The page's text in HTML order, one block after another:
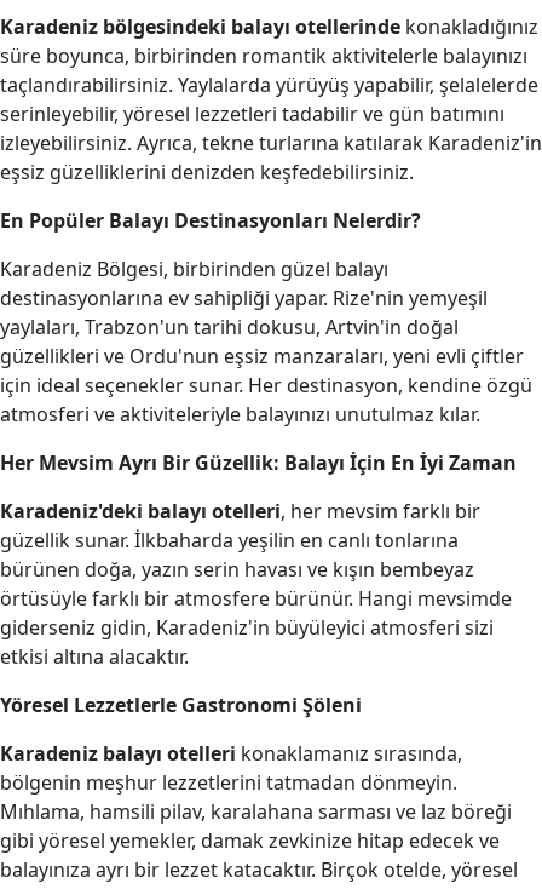
Karadeniz bölgesindeki balayı otellerinde konakladığınız
süre boyunca, birbirinden romantik aktivitelerle balayınızı
taçlandırabilirsiniz. Yaylalarda yürüyüş yapabilir, şelalelerde
serinleyebilir, yöresel lezzetleri tadabilir ve gün batımını
izleyebilirsiniz. Ayrıca, tekne turlarına katılarak Karadeniz'in
eşsiz güzelliklerini denizden keşfedebilirsiniz.
En Popüler Balayı Destinasyonları Nelerdir?
Karadeniz Bölgesi, birbirinden güzel balayı
destinasyonlarına ev sahipliği yapar. Rize'nin yemyeşil
yaylaları, Trabzon'un tarihi dokusu, Artvin'in doğal
güzellikleri ve Ordu'nun eşsiz manzaraları, yeni evli çiftler
için ideal seçenekler sunar. Her destinasyon, kendine özgü
atmosferi ve aktiviteleriyle balayınızı unutulmaz kılar.
Her Mevsim Ayrı Bir Güzellik: Balayı İçin En İyi Zaman
Karadeniz'deki balayı otelleri, her mevsim farklı bir
güzellik sunar. İlkbaharda yeşilin en canlı tonlarına
bürünen doğa, yazın serin havası ve kışın bembeyaz
örtüsüyle farklı bir atmosfere bürünür. Hangi mevsimde
giderseniz gidin, Karadeniz'in büyüleyici atmosferi sizi
etkisi altına alacaktır.
Yöresel Lezzetlerle Gastronomi Şöleni
Karadeniz balayı otelleri konaklamanız sırasında,
bölgenin meşhur lezzetlerini tatmadan dönmeyin.
Mıhlama, hamsili pilav, karalahana sarması ve laz böreği
gibi yöresel yemekler, damak zevkinize hitap edecek ve
balayınıza ayrı bir lezzet katacaktır. Birçok otelde, yöresel